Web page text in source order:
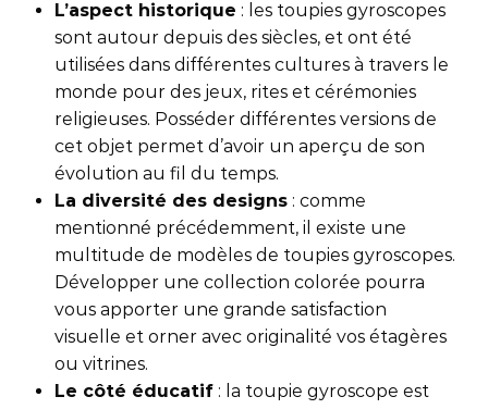
L’aspect historique : les toupies gyroscopes
sont autour depuis des siècles, et ont été
utilisées dans différentes cultures à travers le
monde pour des jeux, rites et cérémonies
religieuses. Posséder différentes versions de
cet objet permet d’avoir un aperçu de son
évolution au fil du temps.
La diversité des designs : comme
mentionné précédemment, il existe une
multitude de modèles de toupies gyroscopes.
Développer une collection colorée pourra
vous apporter une grande satisfaction
visuelle et orner avec originalité vos étagères
ou vitrines.
Le côté éducatif : la toupie gyroscope est